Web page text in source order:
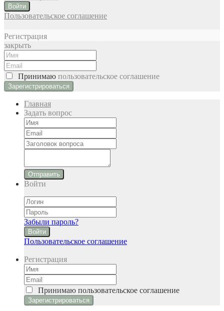
Войти
Пользовательское соглашение
Регистрация
закрыть
Принимаю пользовательское соглашение
Главная
Задать вопрос
Отправить
Войти
Забыли пароль?
Войти
Пользовательское соглашение
Регистрация
Принимаю пользовательское соглашение